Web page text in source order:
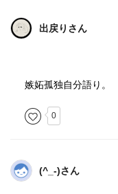
チェーザレ・パヴェー
（Cesare Pavese,
ア文学におけるネ
ルクス主義者でもあ
りもないさ」仲間の
びっこになり、しか
出戻りさん
嫉妬孤独自分語り。
0
(^_-)さん